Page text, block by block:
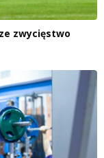
zwycięstwo